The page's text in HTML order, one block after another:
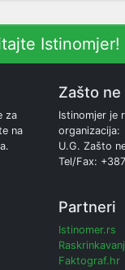
Istinomjer!
za
na
Zašto ne
Istinomjer je
organizacija:
U.G. Zašto
Tel/Fax:
Partneri
Istinomer.rs
Faktograf.hr